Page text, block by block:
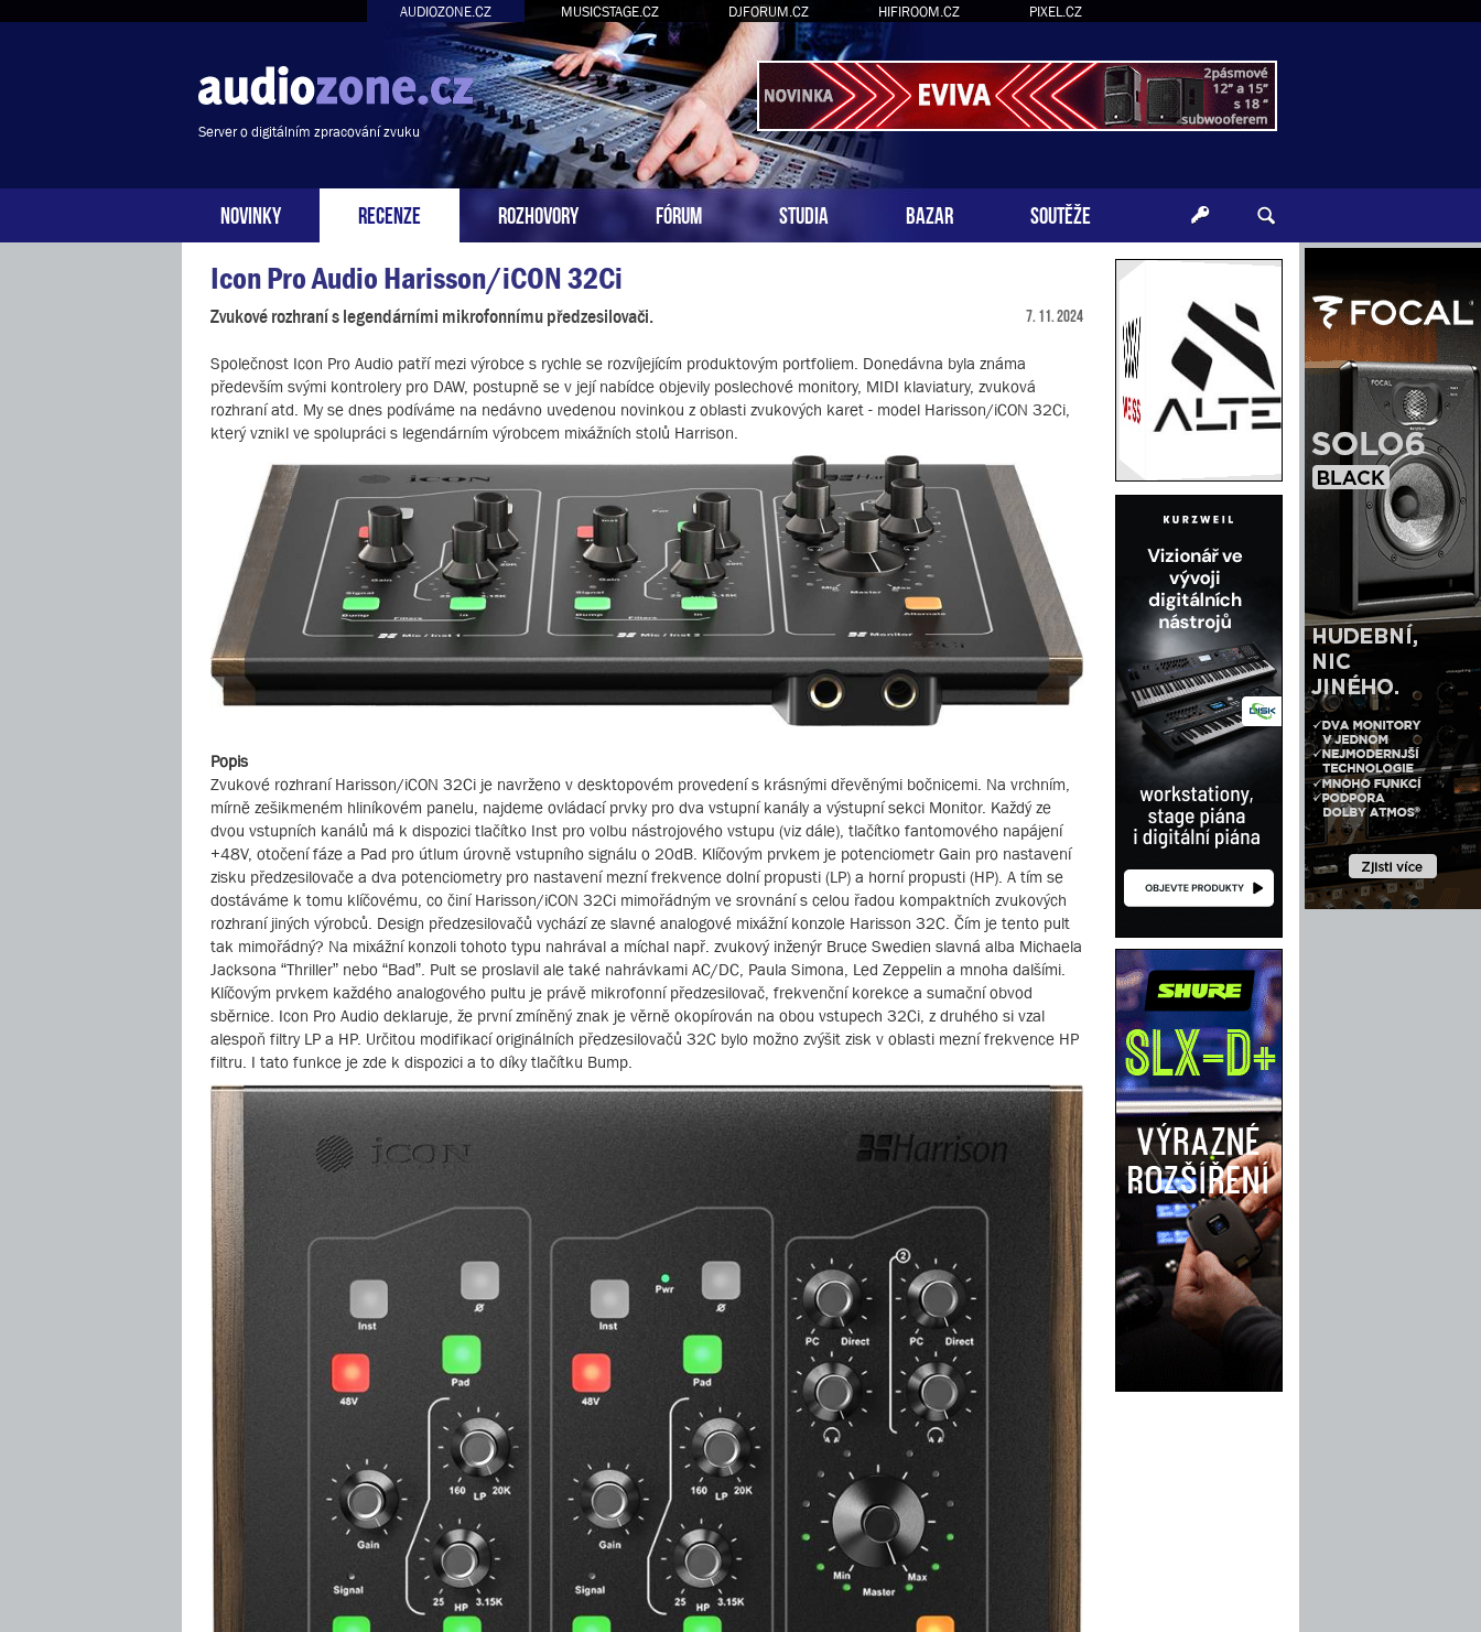
AUDIOZONE.CZ MUSICSTAGE.CZ DJFORUM.CZ HIFIROOM.CZ PIXEL.CZ
Server o digitálním zpracování zvuku
NOVINKY RECENZE ROZHOVORY FÓRUM STUDIA BAZAR SOUTĚŽE
Icon Pro Audio Harisson/iCON 32Ci
Zvukové rozhraní s legendárními mikrofonnímu předzesilovači. 7. 11. 2024
Společnost Icon Pro Audio patří mezi výrobce s rychle se rozvíjejícím produktovým portfoliem. Donedávna byla známa
především svými kontrolery pro DAW, postupně se v její nabídce objevily poslechové monitory, MIDI klaviatury, zvuková
rozhraní atd. My se dnes podíváme na nedávno uvedenou novinkou z oblasti zvukových karet - model Harisson/iCON 32Ci,
který vznikl ve spolupráci s legendárním výrobcem mixážních stolů Harrison.
Popis
Zvukové rozhraní Harisson/iCON 32Ci je navrženo v desktopovém provedení s krásnými dřevěnými bočnicemi. Na vrchním,
mírně zešikmeném hliníkovém panelu, najdeme ovládací prvky pro dva vstupní kanály a výstupní sekci Monitor. Každý ze
dvou vstupních kanálů má k dispozici tlačítko Inst pro volbu nástrojového vstupu (viz dále), tlačítko fantomového napájení
+48V, otočení fáze a Pad pro útlum úrovně vstupního signálu o 20dB. Klíčovým prvkem je potenciometr Gain pro nastavení
zisku předzesilovače a dva potenciometry pro nastavení mezní frekvence dolní propusti (LP) a horní propusti (HP). A tím se
dostáváme k tomu klíčovému, co činí Harisson/iCON 32Ci mimořádným ve srovnání s celou řadou kompaktních zvukových
rozhraní jiných výrobců. Design předzesilovačů vychází ze slavné analogové mixážní konzole Harisson 32C. Čím je tento pult
tak mimořádný? Na mixážní konzoli tohoto typu nahrával a míchal např. zvukový inženýr Bruce Swedien slavná alba Michaela
Jacksona “Thriller” nebo “Bad”. Pult se proslavil ale také nahrávkami AC/DC, Paula Simona, Led Zeppelin a mnoha dalšími.
Klíčovým prvkem každého analogového pultu je právě mikrofonní předzesilovač, frekvenční korekce a sumační obvod
sběrnice. Icon Pro Audio deklaruje, že první zmíněný znak je věrně okopírován na obou vstupech 32Ci, z druhého si vzal
alespoň filtry LP a HP. Určitou modifikací originálních předzesilovačů 32C bylo možno zvýšit zisk v oblasti mezní frekvence HP
filtru. I tato funkce je zde k dispozici a to díky tlačítku Bump.